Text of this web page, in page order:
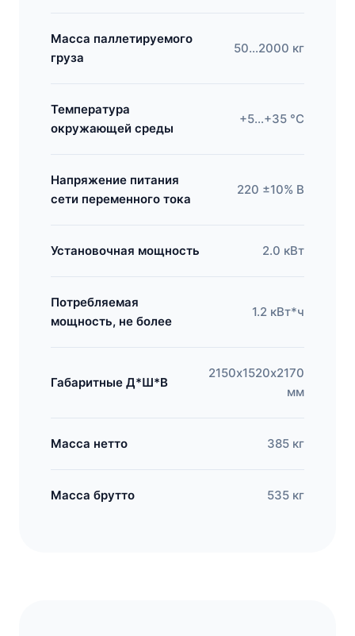
Масса паллетируемого
груза
50…2000 кг
Температура
окружающей среды
+5…+35 °С
Напряжение питания
сети переменного тока
220 ±10% В
Установочная мощность 2.0 кВт
Потребляемая
мощность, не более
1.2 кВт*ч
Габаритные Д*Ш*В
2150х1520х2170
мм
Масса нетто 385 кг
Масса брутто 535 кг